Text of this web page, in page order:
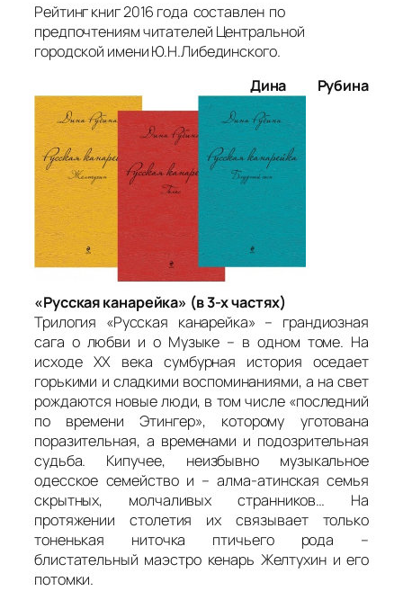
Рейтинг книг 2016 года составлен по
предпочтениям читателей Центральной
городской имени Ю.Н.Либединского.
Дина Рубина
«Русская канарейка» (в 3-х частях)
Трилогия «Русская канарейка» – грандиозная
сага о любви и о Музыке – в одном томе. На
исходе XX века сумбурная история оседает
горькими и сладкими воспоминаниями, а на свет
рождаются новые люди, в том числе «последний
по времени Этингер», которому уготована
поразительная, а временами и подозрительная
судьба. Кипучее, неизбывно музыкальное
одесское семейство и – алма-атинская семья
скрытных, молчаливых странников… На
протяжении столетия их связывает только
тоненькая ниточка птичьего рода –
блистательный маэстро кенарь Желтухин и его
потомки.